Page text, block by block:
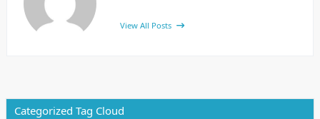
View All Posts
Categorized Tag Cloud